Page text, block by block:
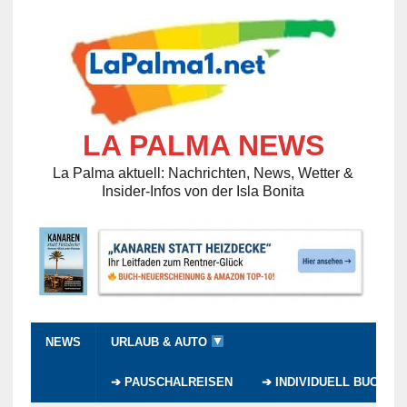
LA PALMA NEWS
La Palma aktuell: Nachrichten, News, Wetter &
Insider-Infos von der Isla Bonita
NEWS URLAUB & AUTO
➔ PAUSCHALREISEN ➔ INDIVIDUELL BUCHEN